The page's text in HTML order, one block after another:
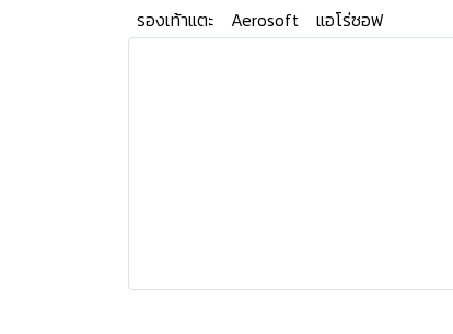
รองเท้าแตะ Aerosoft แอโร่ซอฟ